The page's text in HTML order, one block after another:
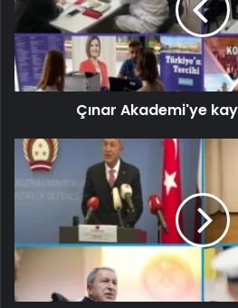
Çınar Akademi'ye